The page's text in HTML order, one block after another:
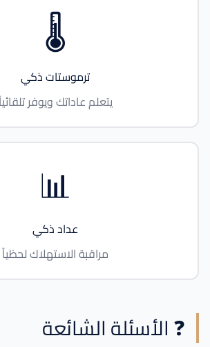
🌡️
ترموستات ذكي
يتعلم عاداتك ويوفر تلقائياً
📊
عداد ذكي
مراقبة الاستهلاك لحظياً
❓ الأسئلة الشائعة